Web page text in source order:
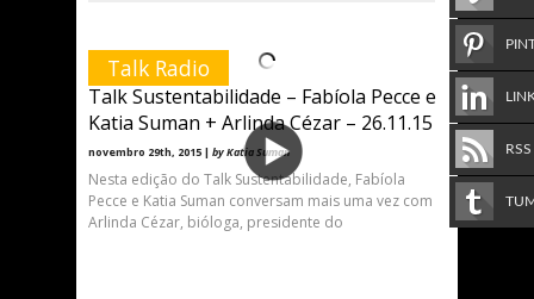
Talk Radio
Talk Sustentabilidade – Fabíola Pecce e
Katia Suman + Arlinda Cézar – 26.11.15
novembro 29th, 2015 | by Katia Suman
Nesta edição do Talk Sustentabilidade, Fabíola
Pecce e Katia Suman conversam mais uma vez com
Arlinda Cézar, bióloga, presidente do
RSS